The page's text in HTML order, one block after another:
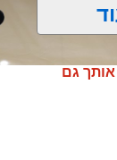
אותך גם